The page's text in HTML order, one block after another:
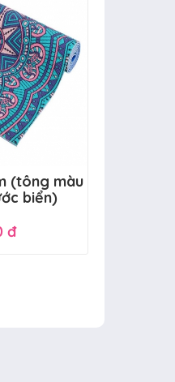
(tông màu
biển)
đ